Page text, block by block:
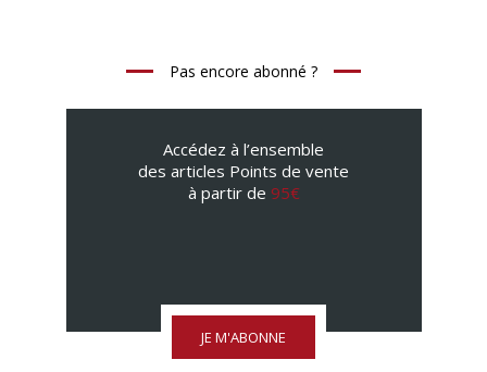
Pas encore abonné ?
Accédez à l’ensemble
des articles Points de vente
à partir de 95€
JE M'ABONNE